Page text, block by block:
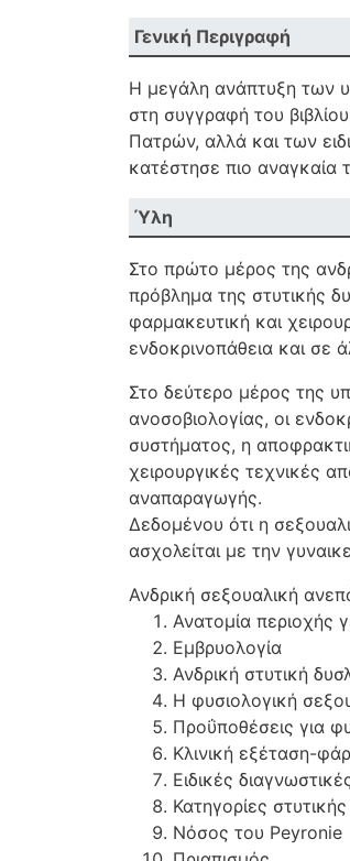
Γενική Περιγραφή
Η μεγάλη ανάπτυξη των
στη συγγραφή του
Πατρών, αλλά και των
κατέστησε πιο
Ύλη
Στο πρώτο μέρος της
πρόβλημα της στυτικής
φαρμακευτική και
ενδοκρινοπάθεια και σε
Στο δεύτερο μέρος της
ανοσοβιολογίας, οι
συστήματος, η
χειρουργικές τεχνικές
αναπαραγωγής.
Δεδομένου ότι η
ασχολείται με την
Ανδρική σεξουαλική
Ανατομία περιοχής
Εμβρυολογία
Ανδρική στυτική
Η φυσιολογική
Προΰποθέσεις για
Κλινική εξέταση-
Ειδικές
Κατηγορίες
Νόσος του Peyronie